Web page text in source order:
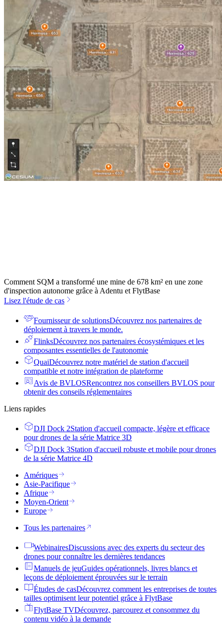
Comment SQM a transformé une mine de 678 km² en une zone
d'inspection autonome grâce à Adentu et FlytBase
Lisez l'étude de cas
Fournisseur de solutionsDécouvrez nos partenaires de
déploiement à travers le monde.
FlinksDécouvrez nos partenaires écosystémiques et les
composantes essentielles de l'autonomie
QuaiDécouvrez notre matériel de station d'accueil
compatible et notre intégration de plateforme
Avis de BVLOSRencontrez nos conseillers BVLOS pour
obtenir des conseils réglementaires
Liens rapides
DJI Dock 2Station d'accueil compacte, légère et efficace
pour drones de la série Matrice 3D
DJI Dock 3Station d'accueil robuste et mobile pour drones
de la série Matrice 4D
Amériques
Asie-Pacifique
Afrique
Moyen-Orient
Europe
Tous les partenaires
WebinairesDiscussions avec des experts du secteur des
drones pour connaître les dernières tendances
Manuels de jeuGuides opérationnels, livres blancs et
leçons de déploiement éprouvées sur le terrain
Études de casDécouvrez comment les entreprises de toutes
tailles optimisent leur potentiel grâce à FlytBase
FlytBase TVDécouvrez, parcourez et consommez du
contenu vidéo à la demande